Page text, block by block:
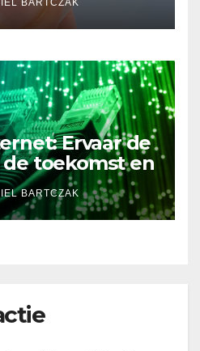
in Nederland
BARTCZAK
Ervaar de
toekomst en
BARTCZAK